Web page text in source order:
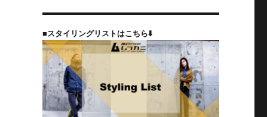
■スタイリングリストはこちら⬇️